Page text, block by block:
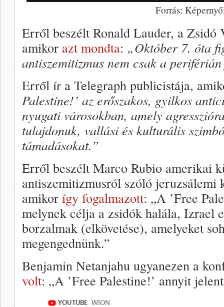
Forrás:
Erről beszélt Ronald Lauder, a Zsidó
amikor azt mondta: „Október 7. óta
antiszemitizmus nem csak a
Erről ír a Telegraph publicistája,
Palestine!’ az erőszakos, gyilkos
nyugati városokban, amely
tulajdonuk, vallási és kulturális
támadásokat.”
Erről beszélt Marco Rubio amerikai
antiszemitizmusról szóló jeruzsálemi
amikor így fogalmazott: „A ’Free
melynek célja a zsidók halála, Izrael
borzalmak (elkövetése), amelyeket
megengednünk.”
Benjamin Netanjahu ugyanezen a
volt: „A ’Free Palestine!’ annyit